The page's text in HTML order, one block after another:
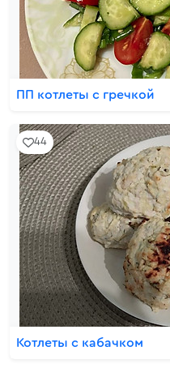
ПП котлеты с гречкой
44
Котлеты с кабачком